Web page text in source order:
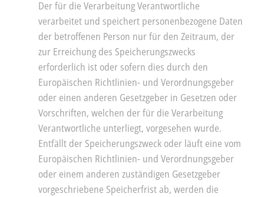
Der für die Verarbeitung Verantwortliche
verarbeitet und speichert personenbezogene Daten
der betroffenen Person nur für den Zeitraum, der
zur Erreichung des Speicherungszwecks
erforderlich ist oder sofern dies durch den
Europäischen Richtlinien- und Verordnungsgeber
oder einen anderen Gesetzgeber in Gesetzen oder
Vorschriften, welchen der für die Verarbeitung
Verantwortliche unterliegt, vorgesehen wurde.
Entfällt der Speicherungszweck oder läuft eine vom
Europäischen Richtlinien- und Verordnungsgeber
oder einem anderen zuständigen Gesetzgeber
vorgeschriebene Speicherfrist ab, werden die